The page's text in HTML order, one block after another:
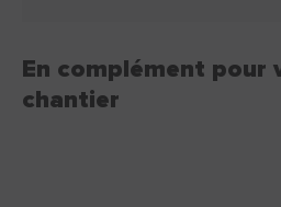
En complément pour
chantier